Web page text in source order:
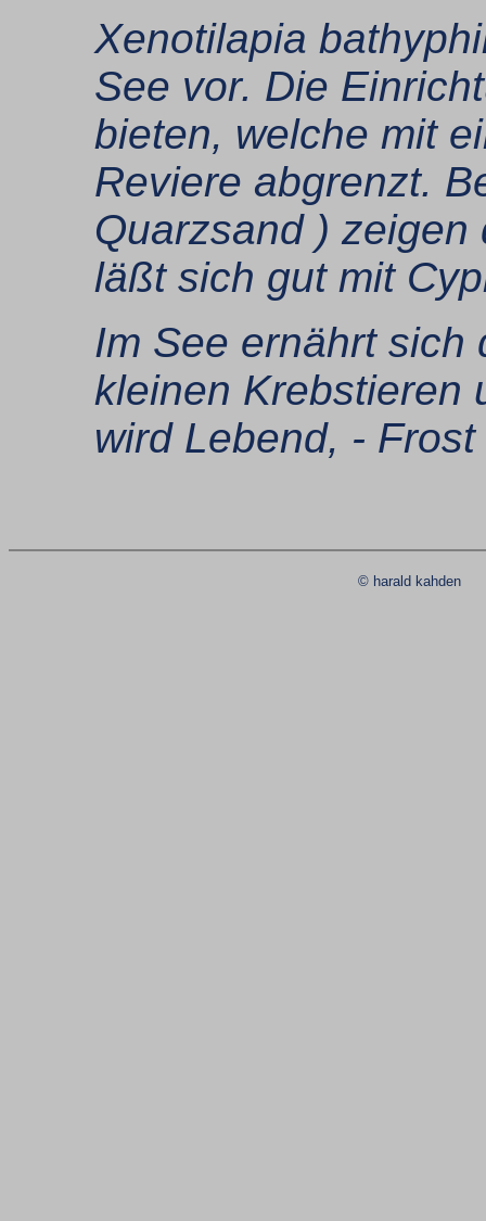
Xenotilapia
See vor. Die
bieten, welche mit
Reviere abgrenzt.
Quarzsand )
läßt sich gut mit
Im See ernährt sich
kleinen Krebstieren
wird Lebend, -
© harald